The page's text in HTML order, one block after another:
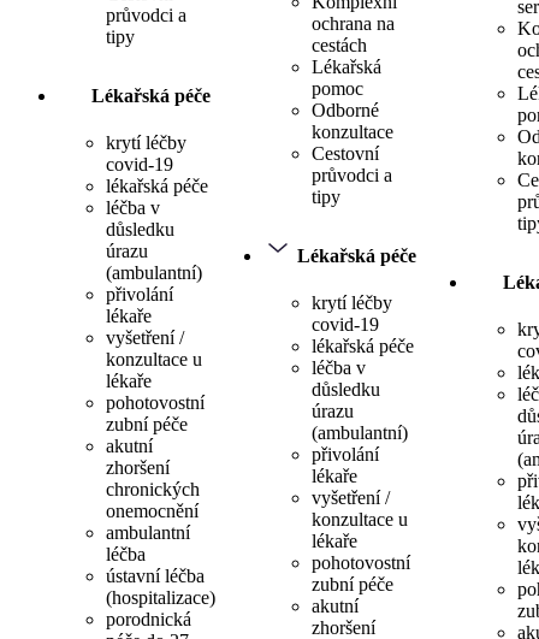
průvodci a
tipy
Lékařská péče
krytí léčby
covid-19
lékařská péče
léčba v
důsledku
úrazu
(ambulantní)
přivolání
lékaře
vyšetření /
konzultace u
lékaře
pohotovostní
zubní péče
akutní
zhoršení
chronických
onemocnění
ambulantní
léčba
ústavní léčba
(hospitalizace)
porodnická
ochrana na
cestách
Lékařská
pomoc
Odborné
konzultace
Cestovní
průvodci a
tipy
Lékařská péče
krytí léčby
covid-19
lékařská péče
léčba v
důsledku
úrazu
(ambulantní)
přivolání
lékaře
vyšetření /
konzultace u
lékaře
pohotovostní
zubní péče
akutní
zhoršení